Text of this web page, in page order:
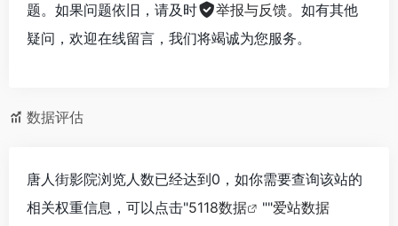
题。如果问题依旧，请及时
举报与反馈。如有其他
疑问，欢迎在线留言，我们将竭诚为您服务。
数据评估
唐人街影院浏览人数已经达到0，如你需要查询该站的
相关权重信息，可以点击"5118数据 ""爱站数据